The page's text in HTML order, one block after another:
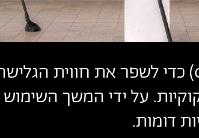
) כדי לשפר את חווית
על ידי המשך
דומות.